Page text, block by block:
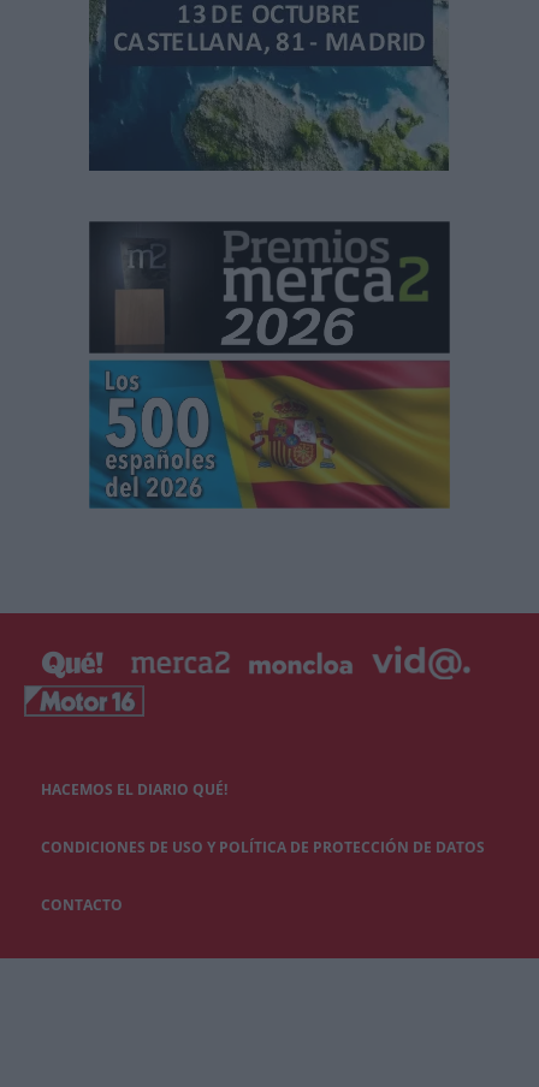
HACEMOS EL DIARIO QUÉ!
CONDICIONES DE USO Y POLÍTICA DE PROTECCIÓN DE DATOS
CONTACTO